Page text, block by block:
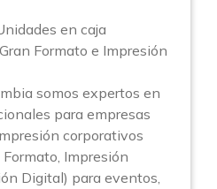
en caja
Formato e Impresión
somos expertos en
para empresas
corporativos
Impresión
Digital) para eventos,